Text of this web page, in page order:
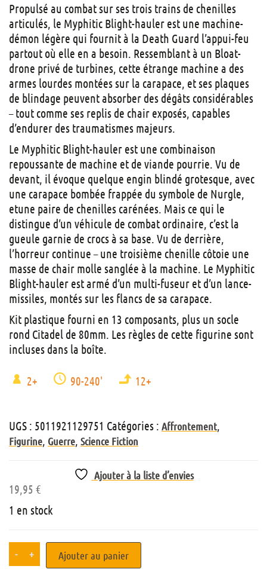
Propulsé au combat sur ses trois trains de chenilles
articulés, le Myphitic Blight-hauler est une machine-
démon légère qui fournit à la Death Guard l’appui-feu
partout où elle en a besoin. Ressemblant à un Bloat-
drone privé de turbines, cette étrange machine a des
armes lourdes montées sur la carapace, et ses plaques
de blindage peuvent absorber des dégâts considérables
– tout comme ses replis de chair exposés, capables
d’endurer des traumatismes majeurs.
Le Myphitic Blight-hauler est une combinaison
repoussante de machine et de viande pourrie. Vu de
devant, il évoque quelque engin blindé grotesque, avec
une carapace bombée frappée du symbole de Nurgle,
etune paire de chenilles carénées. Mais ce qui le
distingue d’un véhicule de combat ordinaire, c’est la
gueule garnie de crocs à sa base. Vu de derrière,
l’horreur continue – une troisième chenille côtoie une
masse de chair molle sanglée à la machine. Le Myphitic
Blight-hauler est armé d’un multi-fuseur et d’un lance-
missiles, montés sur les flancs de sa carapace.
Kit plastique fourni en 13 composants, plus un socle
rond Citadel de 80mm. Les règles de cette figurine sont
incluses dans la boîte.
2+ 90-240' 12+
UGS : 5011921129751 Catégories : Affrontement
Figurine Guerre Science Fiction
Ajouter à la liste d’envies
19,95 €
1 en stock
- + Ajouter au panier